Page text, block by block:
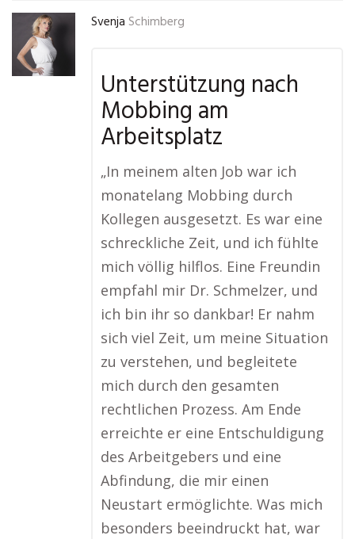
Svenja Schimberg
Unterstützung nach
Mobbing am
Arbeitsplatz
„In meinem alten Job war ich
monatelang Mobbing durch
Kollegen ausgesetzt. Es war eine
schreckliche Zeit, und ich fühlte
mich völlig hilflos. Eine Freundin
empfahl mir Dr. Schmelzer, und
ich bin ihr so dankbar! Er nahm
sich viel Zeit, um meine Situation
zu verstehen, und begleitete
mich durch den gesamten
rechtlichen Prozess. Am Ende
erreichte er eine Entschuldigung
des Arbeitgebers und eine
Abfindung, die mir einen
Neustart ermöglichte. Was mich
besonders beeindruckt hat, war